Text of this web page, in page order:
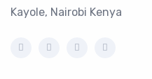
Kayole, Nairobi Kenya